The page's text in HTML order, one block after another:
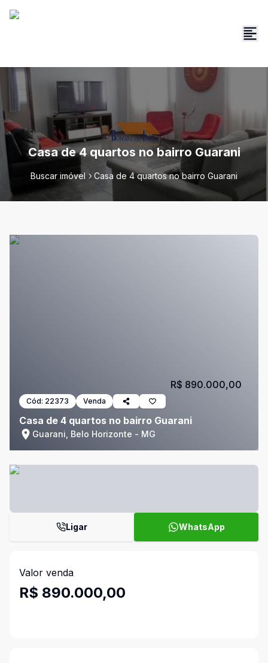
Casa de 4 quartos no bairro Guarani
Buscar imóvel Casa de 4 quartos no bairro Guarani
Cód: 22373 Venda
Casa de 4 quartos no bairro Guarani
Guarani, Belo Horizonte - MG
R$ 890.000,00
Ligar WhatsApp
Valor venda
R$ 890.000,00